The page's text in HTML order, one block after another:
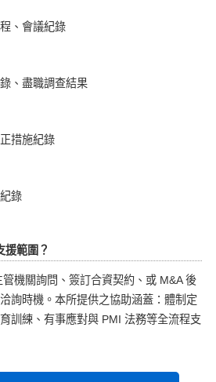
、會議紀錄
、盡職調查結果
措施紀錄
錄
援範圍？
機關詢問、簽訂合資契約、或 M&A 後
詢時機。本所提供之協助涵蓋：體制定
訓練、有事應對與 PMI 法務等全流程支